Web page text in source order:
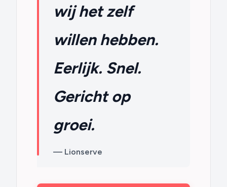
wij het zelf
willen hebben.
Eerlijk. Snel.
Gericht op
groei.
— Lionserve